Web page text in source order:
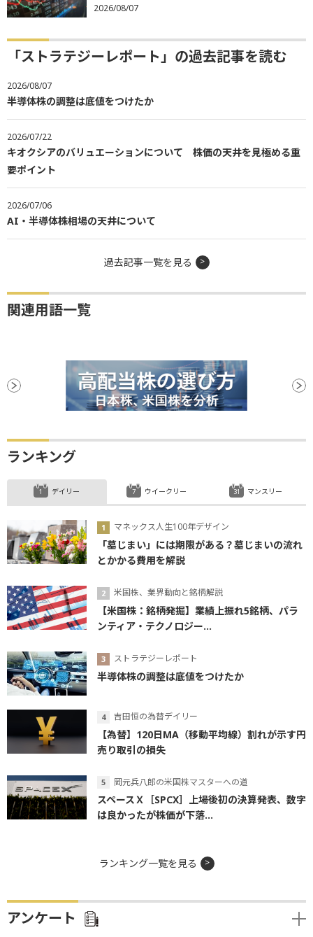
2026/08/07
「ストラテジーレポート」の過去記事を読む
2026/08/07
半導体株の調整は底値をつけたか
2026/07/22
キオクシアのバリュエーションについて 株価の天井を見極める重
要ポイント
2026/07/06
AI・半導体株相場の天井について
過去記事一覧を見る
関連用語一覧
ランキング
デイリー
マネックス人生100年デザイン
「墓じまい」には期限がある？墓じまいの流れ
とかかる費用を解説
米国株、業界動向と銘柄解説
【米国株：銘柄発掘】業績上振れ5銘柄、パラ
ンティア・テクノロジー...
ストラテジーレポート
半導体株の調整は底値をつけたか
吉田恒の為替デイリー
【為替】120日MA（移動平均線）割れが示す円
売り取引の損失
岡元兵八郎の米国株マスターへの道
スペースＸ［SPCX］上場後初の決算発表、数字
は良かったが株価が下落...
ウイークリー マンスリー
ランキング一覧を見る
アンケート